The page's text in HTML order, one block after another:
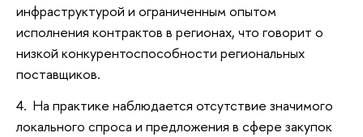
инфраструктурой и ограниченным опытом
исполнения контрактов в регионах, что говорит о
низкой конкурентоспособности региональных
поставщиков.
4. На практике наблюдается отсутствие значимого
локального спроса и предложения в сфере закупок